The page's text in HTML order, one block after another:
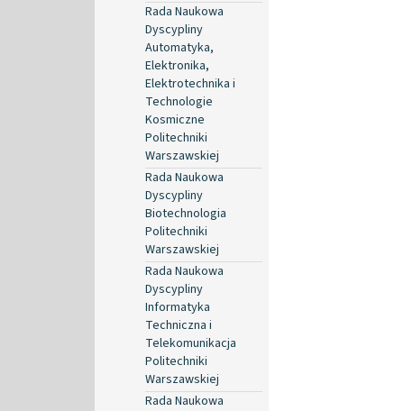
Rada Naukowa
Dyscypliny
Automatyka,
Elektronika,
Elektrotechnika i
Technologie
Kosmiczne
Politechniki
Warszawskiej
Rada Naukowa
Dyscypliny
Biotechnologia
Politechniki
Warszawskiej
Rada Naukowa
Dyscypliny
Informatyka
Techniczna i
Telekomunikacja
Politechniki
Warszawskiej
Rada Naukowa